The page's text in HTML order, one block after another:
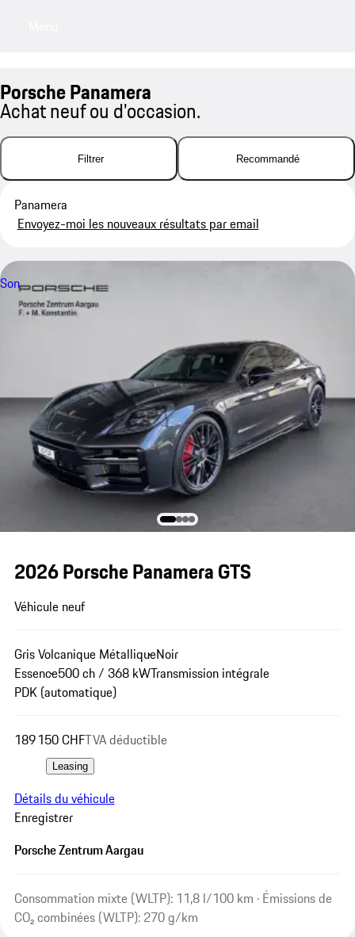
Porsche Panamera
Achat neuf ou d'occasion.
Filtrer Recommandé
Panamera
Envoyez-moi les nouveaux résultats par email
Son
2026 Porsche Panamera GTS
Véhicule neuf
Gris Volcanique MétalliqueNoir
Essence500 ch / 368 kWTransmission intégrale
PDK (automatique)
189 150 CHFTVA déductible
Leasing
Détails du véhicule
Enregistrer
Porsche Zentrum Aargau
Consommation mixte (WLTP): 11,8 l/100 km · Émissions de
CO₂ combinées (WLTP): 270 g/km